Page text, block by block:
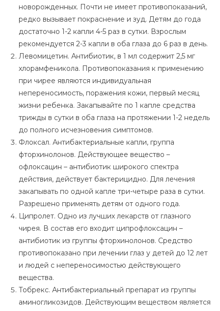
новорожденных. Почти не имеет противопоказаний,
редко вызывает покраснение и зуд. Детям до года
достаточно 1-2 капли 4-5 раз в сутки. Взрослым
рекомендуется 2-3 капли в оба глаза до 6 раз в день.
Левомицетин. Антибиотик, в 1 мл содержит 2,5 мг
хлорамфеникола. Противопоказания к применению
при чирее являются индивидуальная
непереносимость, поражения кожи, первый месяц
жизни ребенка. Закапывайте по 1 капле средства
трижды в сутки в оба глаза на протяжении 1-2 недель
до полного исчезновения симптомов.
Флоксал. Антибактериальные капли, группа
фторхинолонов. Действующее вещество –
офлоксацин – антибиотик широкого спектра
действия, действует бактерицидно. Для лечения
закапывать по одной капле три-четыре раза в сутки.
Разрешено применять детям от одного года.
Ципролет. Одно из лучших лекарств от глазного
чирея. В состав его входит ципрофлоксацин –
антибиотик из группы фторхинолонов. Средство
противопоказано при лечении глаз у детей до 12 лет
и людей с непереносимостью действующего
вещества.
Тобрекс. Антибактериальный препарат из группы
аминогликозидов. Действующим веществом является